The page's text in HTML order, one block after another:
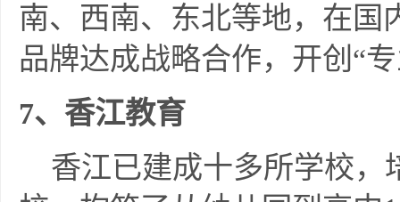
南、西南、东北等地，在国
品牌达成战略合作，开创“
7、香江教育
香江已建成十多所学校，